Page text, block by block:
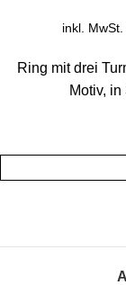
inkl.
Ring mit drei
Motiv,